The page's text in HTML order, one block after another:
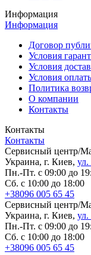
Информация
Информация
Договор
Условия
Условия
Условия
Политика
О компании
Контакты
Контакты
Контакты
Сервисный центр/
Украина, г. Киев,
Пн.-Пт. с 09:00 до
Сб. с 10:00 до 18:00
+38096 005 65 45
Сервисный центр/
Украина, г. Киев,
Пн.-Пт. с 09:00 до
Сб. с 10:00 до 18:00
+38096 005 65 45